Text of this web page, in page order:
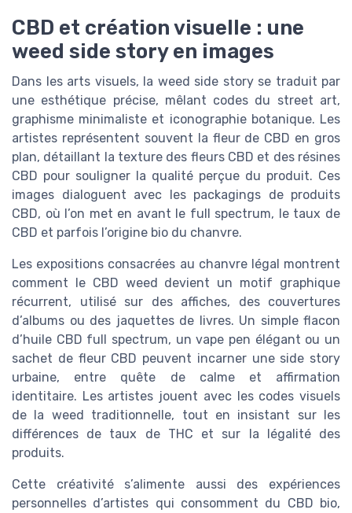
CBD et création visuelle : une
weed side story en images
Dans les arts visuels, la weed side story se traduit par
une esthétique précise, mêlant codes du street art,
graphisme minimaliste et iconographie botanique. Les
artistes représentent souvent la fleur de CBD en gros
plan, détaillant la texture des fleurs CBD et des résines
CBD pour souligner la qualité perçue du produit. Ces
images dialoguent avec les packagings de produits
CBD, où l’on met en avant le full spectrum, le taux de
CBD et parfois l’origine bio du chanvre.
Les expositions consacrées au chanvre légal montrent
comment le CBD weed devient un motif graphique
récurrent, utilisé sur des affiches, des couvertures
d’albums ou des jaquettes de livres. Un simple flacon
d’huile CBD full spectrum, un vape pen élégant ou un
sachet de fleur CBD peuvent incarner une side story
urbaine, entre quête de calme et affirmation
identitaire. Les artistes jouent avec les codes visuels
de la weed traditionnelle, tout en insistant sur les
différences de taux de THC et sur la légalité des
produits.
Cette créativité s’alimente aussi des expériences
personnelles d’artistes qui consomment du CBD bio,